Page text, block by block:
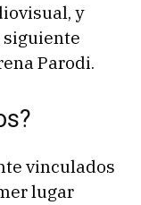
y
siguiente
Parodi.
vinculados
lugar